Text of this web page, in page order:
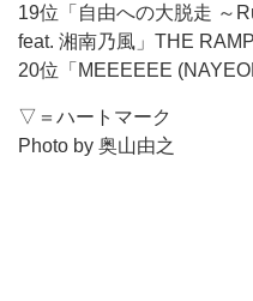
19位「自由への大脱走 ～
feat. 湘南乃風」THE
20位「MEEEEEE
▽＝ハートマーク
Photo by 奥山由之